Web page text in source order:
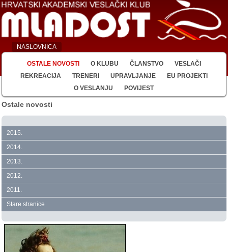
NASLOVNICA
OSTALE NOVOSTI O KLUBU ČLANSTVO
VESLAČI
REKREACIJA
TRENERI UPRAVLJANJE
EU PROJEKTI
O VESLANJU
POVIJEST
Ostale novosti
2015.
2014.
2013.
2012.
2011.
Stare stranice